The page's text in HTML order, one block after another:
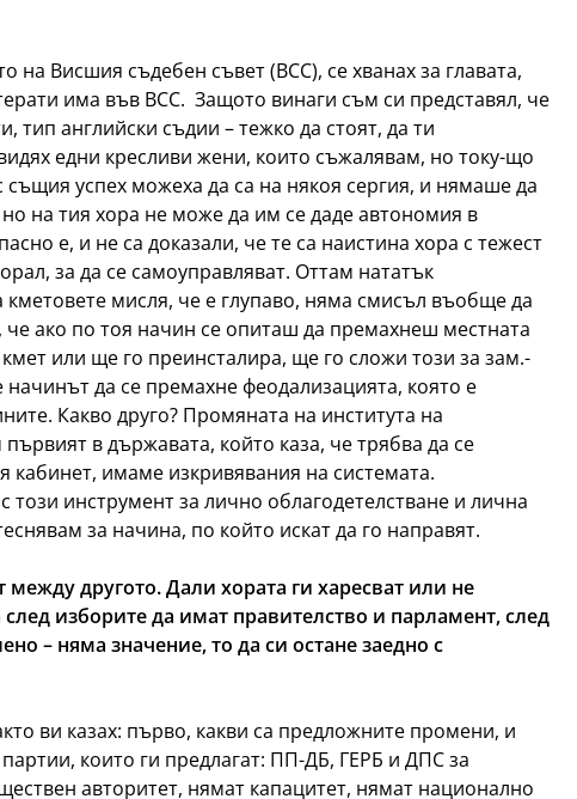
на Висшия съдебен съвет (ВСС), се хванах за главата,
има във ВСС. Защото винаги съм си представял, че
тип английски съдии – тежко да стоят, да ти
едни кресливи жени, които съжалявам, но току-що
успех можеха да са на някоя сергия, и нямаше да
на тия хора не може да им се даде автономия в
е, и не са доказали, че те са наистина хора с тежест
за да се самоуправляват. Оттам нататък
мисля, че е глупаво, няма смисъл въобще да
ако по тоя начин се опиташ да премахнеш местната
или ще го преинсталира, ще го сложи този за зам.-
да се премахне феодализацията, която е
Какво друго? Промяната на института на
в държавата, който каза, че трябва да се
кабинет, имаме изкривявания на системата.
този инструмент за лично облагодетелстване и лична
за начина, по който искат да го направят.
между другото. Дали хората ги харесват или не
изборите да имат правителство и парламент, след
– няма значение, то да си остане заедно с
ви казах: първо, какви са предложните промени, и
които ги предлагат: ПП-ДБ, ГЕРБ и ДПС за
авторитет, нямат капацитет, нямат национално